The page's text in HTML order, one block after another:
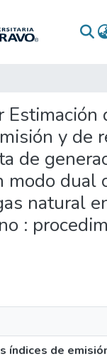
Estimación
y de
de
modo dual
natural
:
índices de